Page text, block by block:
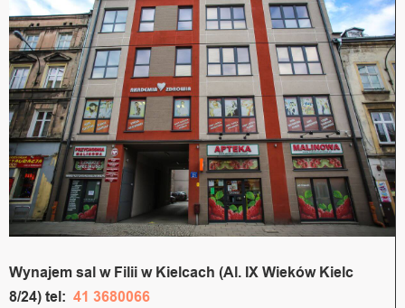
Wynajem sal w Filii w Kielcach (Al. IX Wieków Kielc
8/24) tel: 41 3680066